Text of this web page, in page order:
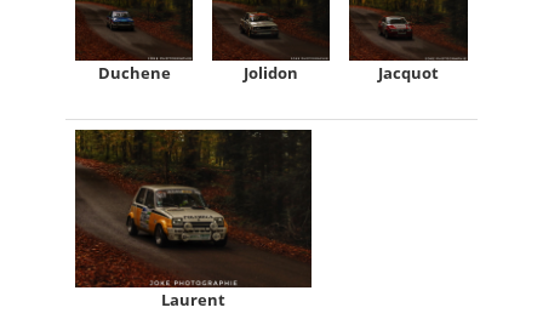
Duchene Jolidon Jacquot
Laurent